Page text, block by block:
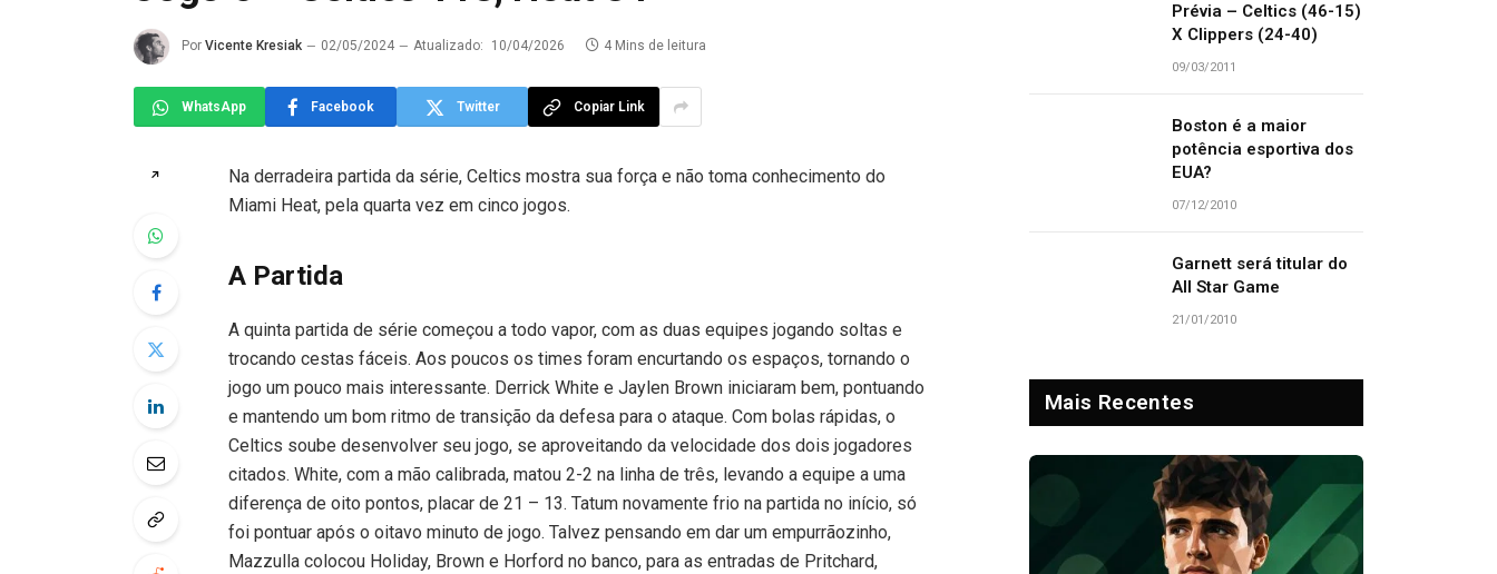
Por Vicente Kresiak 02/05/2024 Atualizado: 10/04/2026 4 Mins de leitura
WhatsApp Facebook Twitter Copiar Link
↗
Na derradeira partida da série, Celtics mostra sua força e não toma conhecimento do
Miami Heat, pela quarta vez em cinco jogos.
A Partida
A quinta partida de série começou a todo vapor, com as duas equipes jogando soltas e
trocando cestas fáceis. Aos poucos os times foram encurtando os espaços, tornando o
jogo um pouco mais interessante. Derrick White e Jaylen Brown iniciaram bem, pontuando
e mantendo um bom ritmo de transição da defesa para o ataque. Com bolas rápidas, o
Celtics soube desenvolver seu jogo, se aproveitando da velocidade dos dois jogadores
citados. White, com a mão calibrada, matou 2-2 na linha de três, levando a equipe a uma
diferença de oito pontos, placar de 21 – 13. Tatum novamente frio na partida no início, só
foi pontuar após o oitavo minuto de jogo. Talvez pensando em dar um empurrãozinho,
Mazzulla colocou Holiday, Brown e Horford no banco, para as entradas de Pritchard,
Prévia – Celtics (46-15)
X Clippers (24-40)
09/03/2011
Boston é a maior
potência esportiva dos
EUA?
07/12/2010
Garnett será titular do
All Star Game
21/01/2010
Mais Recentes